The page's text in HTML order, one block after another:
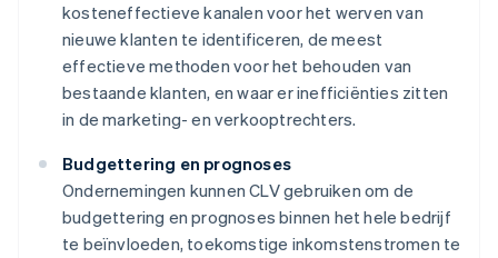
kosteneffectieve kanalen voor het werven van
nieuwe klanten te identificeren, de meest
effectieve methoden voor het behouden van
bestaande klanten, en waar er inefficiënties zitten
in de marketing- en verkooptrechters.
Budgettering en prognoses
Ondernemingen kunnen CLV gebruiken om de
budgettering en prognoses binnen het hele bedrijf
te beïnvloeden, toekomstige inkomstenstromen te